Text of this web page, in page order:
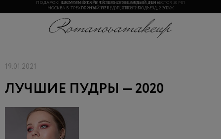
ШОУРУМОТКРЫТС 10.00-20.00 КАЖДЫЙ ДЕНЬ.
МОСКВА Б. ТРЕХГОРНЫЙ ПЕР., Д. 11, СТР.2, 2 ПОДЪЕЗД, 2 ЭТАЖ
19.01.2021
ЛУЧШИЕ ПУДРЫ — 2020